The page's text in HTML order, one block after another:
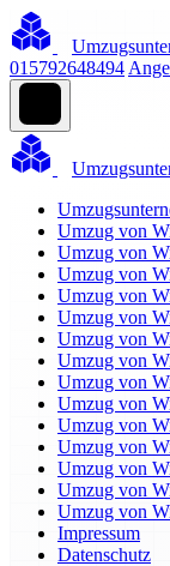
015792648494
Umzug von
Umzug von
Umzug von
Umzug von
Umzug von
Umzug von
Umzug von
Umzug von
Umzug von
Umzug von
Umzug von
Umzug von
Umzug von
Umzug von
Impressum
Datenschutz